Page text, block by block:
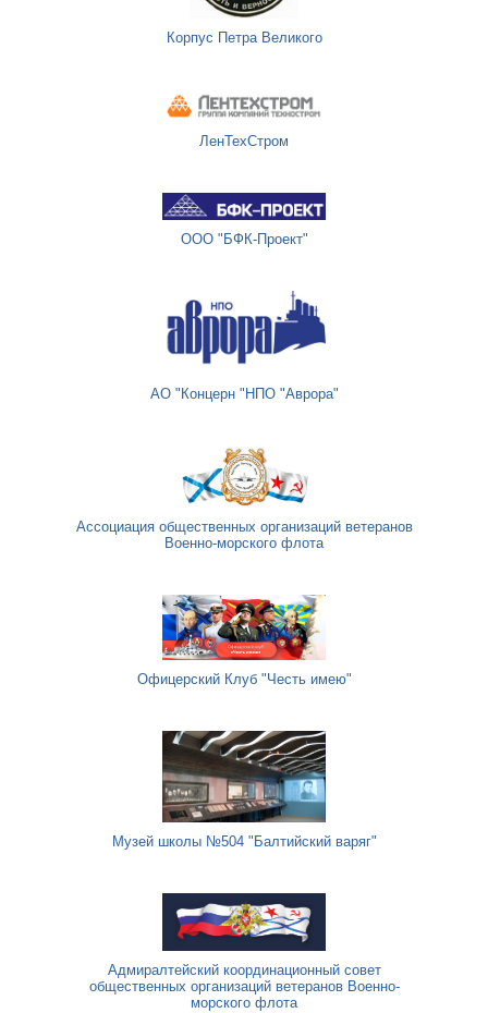
Корпус Петра Великого
ЛенТехСтром
ООО "БФК-Проект"
АО "Концерн "НПО "Аврора"
Ассоциация общественных организаций ветеранов
Военно-морского флота
Офицерский Клуб "Честь имею"
Музей школы №504 "Балтийский варяг"
Адмиралтейский координационный совет
общественных организаций ветеранов Военно-
морского флота